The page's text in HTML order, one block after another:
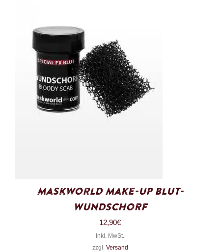
Maskworld Make-Up Blut-
Wundschorf
12,90€
Inkl. MwSt.
zzgl. Versand